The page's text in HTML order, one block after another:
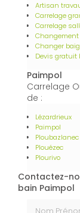
Artisan
Carrelage
Carrelage
Changer
Devis gratuit
Paimpol
Carrelage
de :
Lézardrieux
Paimpol
Ploubazlanec
Plouézec
Plourivo
Contactez-
bain Paimpol